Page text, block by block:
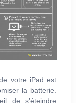
votre iPad est
la batterie.
de s’éteindre